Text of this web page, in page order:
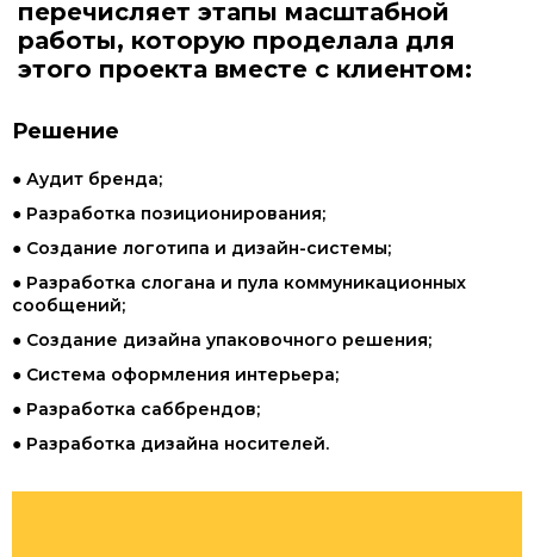
перечисляет этапы масштабной
работы, которую проделала для
этого проекта вместе с клиентом:
Решение
● Аудит бренда;
● Разработка позиционирования;
● Создание логотипа и дизайн-системы;
● Разработка слогана и пула коммуникационных
сообщений;
● Создание дизайна упаковочного решения;
● Система оформления интерьера;
● Разработка саббрендов;
● Разработка дизайна носителей.